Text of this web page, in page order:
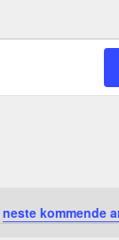
neste kommende